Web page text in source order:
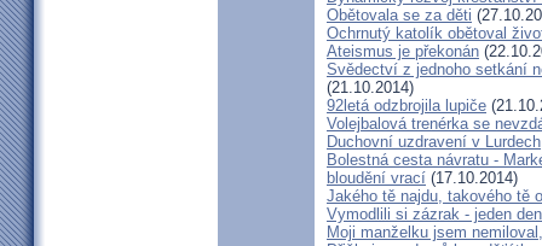
Obětovala se za děti
Ochrnutý katolík obětoval
Ateismus je překonán
Svědectví z jednoho setkání
(21.10.2014)
92letá odzbrojila lupiče
Volejbalová trenérka se
Duchovní uzdravení v Lurdech
Bolestná cesta návratu -
bloudění vrací (17.10.2014)
Jakého tě najdu, takového tě
Vymodlili si zázrak - jeden
Moji manželku jsem